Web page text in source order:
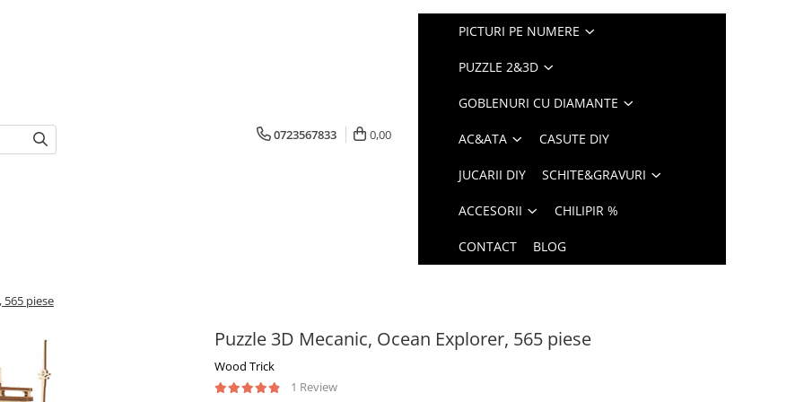
0723567833 0,00
PICTURI PE NUMERE
PUZZLE 2&3D
GOBLENURI CU DIAMANTE
AC&ATA CASUTE DIY
JUCARII DIY SCHITE&GRAVURI
ACCESORII CHILIPIR %
CONTACT BLOG
565 piese
Puzzle 3D Mecanic, Ocean Explorer, 565 piese
Wood Trick
1 Review